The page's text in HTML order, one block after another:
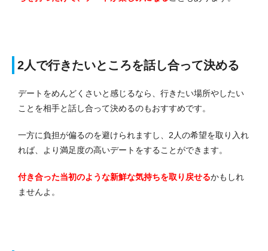
2人で行きたいところを話し合って決める
デートをめんどくさいと感じるなら、行きたい場所やしたい
ことを相手と話し合って決めるのもおすすめです。
一方に負担が偏るのを避けられますし、2人の希望を取り入れ
れば、より満足度の高いデートをすることができます。
付き合った当初のような新鮮な気持ちを取り戻せるかもしれ
ませんよ。